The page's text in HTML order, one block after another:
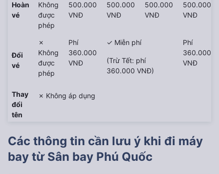
Hoàn
vé
Không
được
phép
500.000
VNĐ
500.000
VNĐ
500.000
VNĐ
500.000
VNĐ
Đổi
vé
✗
Không
được
phép
Phí
360.000
VNĐ
✓ Miễn phí
(Trừ Tết: phí
360.000 VNĐ)
Phí
360.000
VNĐ
Thay
đổi
tên
✗ Không áp dụng
Các thông tin cần lưu ý khi đi máy
bay từ Sân bay Phú Quốc